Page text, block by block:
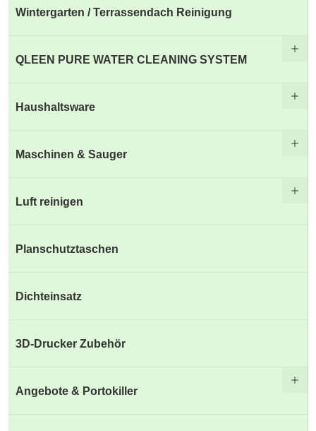
Wintergarten / Terrassendach Reinigung
QLEEN PURE WATER CLEANING SYSTEM
Haushaltsware
Maschinen & Sauger
Luft reinigen
Planschutztaschen
Dichteinsatz
3D-Drucker Zubehör
Angebote & Portokiller